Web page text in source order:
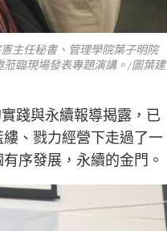
主任秘書、管理學院葉子明院
臨現場發表專題演講。/圖葉建
踐與永續報導揭露，已
、戮力經營下走過了一
序發展，永續的金門。